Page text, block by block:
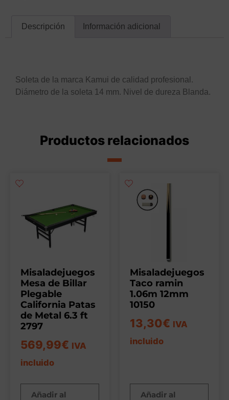
Descripción Información adicional
Soleta de la marca Kamui de calidad profesional.
Diámetro de la soleta 14 mm. Nivel de dureza Blanda.
Productos relacionados
Misaladejuegos
Mesa de Billar
Plegable
California Patas
de Metal 6.3 ft
2797
569,99€ IVA
incluido
Añadir al
Misaladejuegos
Taco ramin
1.06m 12mm
10150
13,30€ IVA
incluido
Añadir al